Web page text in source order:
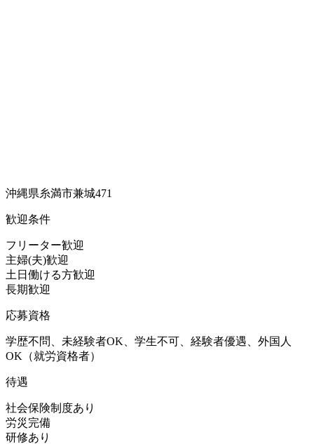
沖縄県糸満市兼城471
歓迎条件
フリーター歓迎
主婦(夫)歓迎
土日働ける方歓迎
長期歓迎
応募資格
学歴不問、未経験者OK、学生不可、経験者優遇、外国人
OK（就労資格者）
待遇
社会保険制度あり
労災完備
研修あり